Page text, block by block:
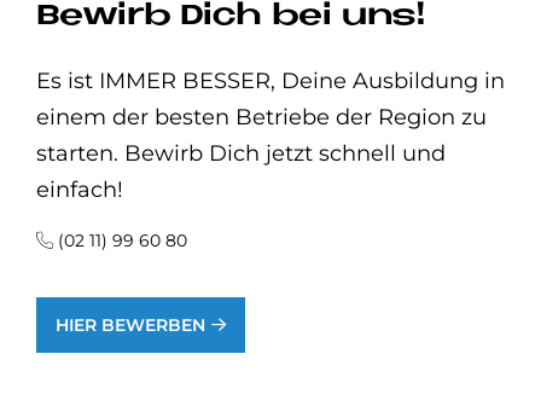
Be­wirb Dich bei uns!
Es ist IMMER BESSER, Deine Ausbildung in
einem der besten Betriebe der Region zu
starten. Bewirb Dich jetzt schnell und
einfach!
(02 11) 99 60 80
HIER BEWERBEN